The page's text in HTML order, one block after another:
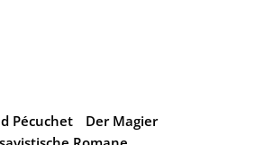
Pécuchet
Der Magier